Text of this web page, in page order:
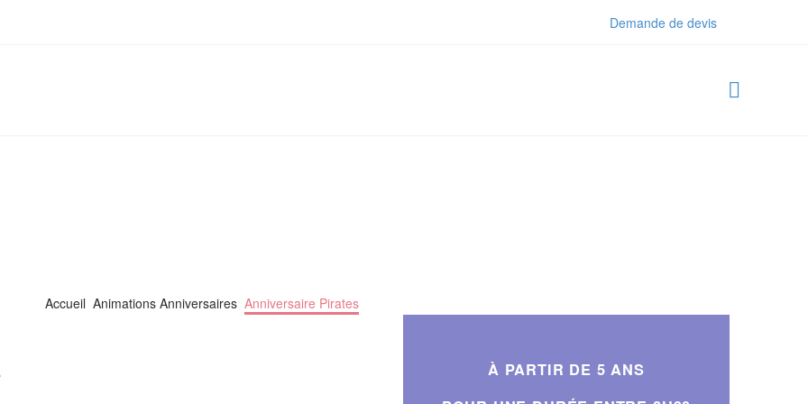
Demande de devis
Accueil Animations Anniversaires Anniversaire Pirates
À PARTIR DE 5 ANS